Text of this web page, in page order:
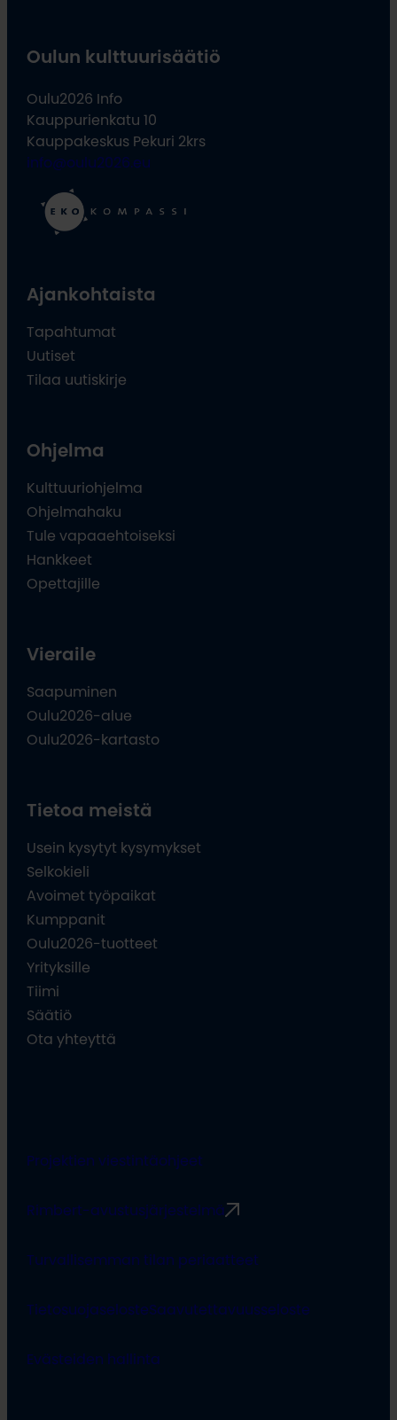
Oulun kulttuurisäätiö
Oulu2026 Info
Kauppurienkatu 10
Kauppakeskus Pekuri 2krs
info@oulu2026.eu
Ajankohtaista
Tapahtumat
Uutiset
Tilaa uutiskirje
Ohjelma
Kulttuuriohjelma
Ohjelmahaku
Tule vapaaehtoiseksi
Hankkeet
Opettajille
Vieraile
Saapuminen
Oulu2026-alue
Oulu2026-kartasto
Tietoa meistä
Usein kysytyt kysymykset
Selkokieli
Avoimet työpaikat
Kumppanit
Oulu2026-tuotteet
Yrityksille
Tiimi
Säätiö
Ota yhteyttä
Projektien viestintäohjeet
Rimbert-avustusjärjestelmä
Turvallisemman tilan periaatteet
TietosuojaselosteSaavutettavuusseloste
Evästeiden hallinta